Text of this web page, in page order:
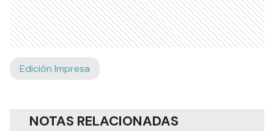
Edición Impresa
NOTAS RELACIONADAS